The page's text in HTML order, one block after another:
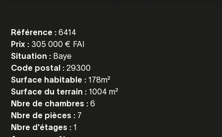
Référence :6414
Prix : 305 000 € FAI
Situation : Baye
Code postal :29300
Surface habitable : 178m²
Surface du terrain : 1004 m²
Nbre de chambres :6
Nbre de pièces : 7
Nbre d'étages : 1